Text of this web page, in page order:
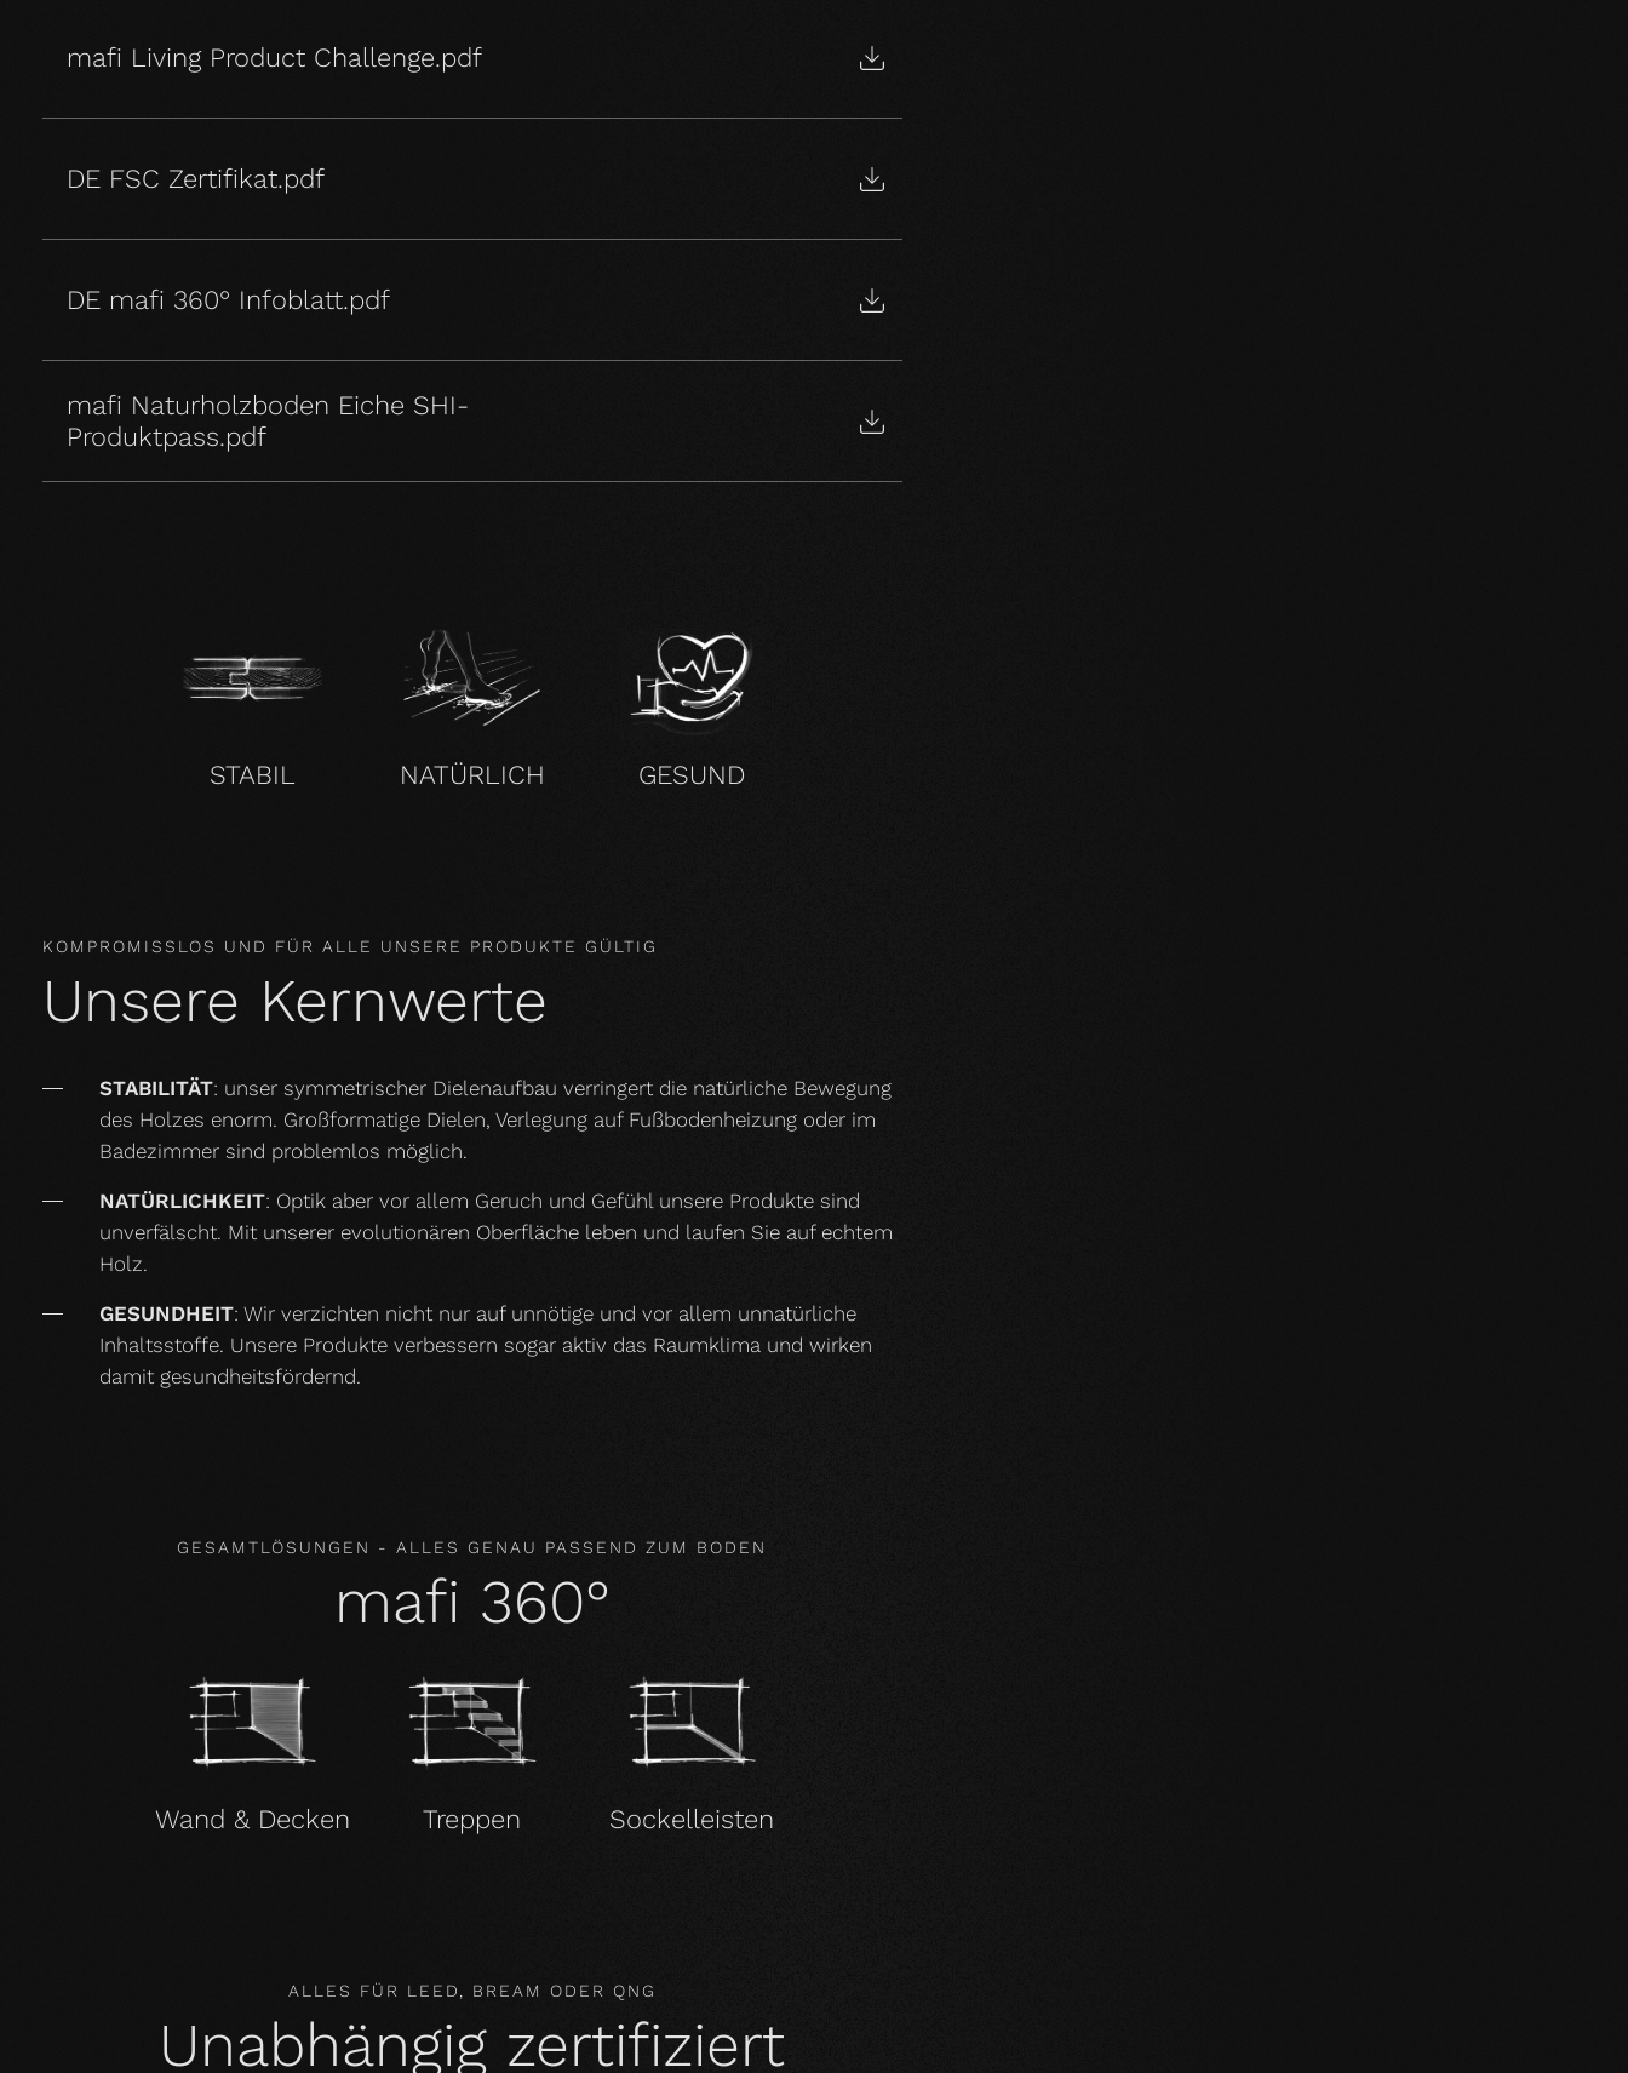
mafi Living Product Challenge.pdf
DE FSC Zertifikat.pdf
DE mafi 360° Infoblatt.pdf
mafi Naturholzboden Eiche SHI-
Produktpass.pdf
STABIL NATÜRLICH GESUND
KOMPROMISSLOS UND FÜR ALLE UNSERE PRODUKTE GÜLTIG
Unsere Kernwerte
STABILITÄT: unser symmetrischer Dielenaufbau verringert die natürliche Bewegung
des Holzes enorm. Großformatige Dielen, Verlegung auf Fußbodenheizung oder im
Badezimmer sind problemlos möglich.
NATÜRLICHKEIT: Optik aber vor allem Geruch und Gefühl unsere Produkte sind
unverfälscht. Mit unserer evolutionären Oberfläche leben und laufen Sie auf echtem
Holz.
GESUNDHEIT: Wir verzichten nicht nur auf unnötige und vor allem unnatürliche
Inhaltsstoffe. Unsere Produkte verbessern sogar aktiv das Raumklima und wirken
damit gesundheitsfördernd.
GESAMTLÖSUNGEN - ALLES GENAU PASSEND ZUM BODEN
mafi 360°
Wand & Decken Treppen Sockelleisten
ALLES FÜR LEED, BREAM ODER QNG
Unabhängig zertifiziert